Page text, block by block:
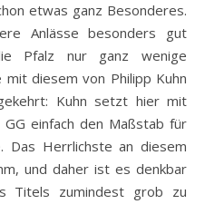
etwas ganz Besonderes.
Anlässe besonders gut
Pfalz nur ganz wenige
diesem von Philipp Kuhn
Kuhn setzt hier mit
einfach den Maßstab für
Das Herrlichste an diesem
und daher ist es denkbar
Titels zumindest grob zu